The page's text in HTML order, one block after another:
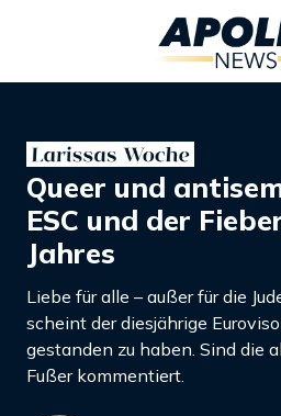
Queer und
ESC und der
Jahres
Liebe für alle – außer für die
scheint der diesjährige
gestanden zu haben. Sind die
Fußer kommentiert.